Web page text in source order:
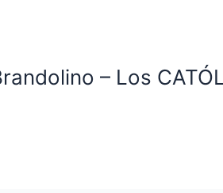
– Los